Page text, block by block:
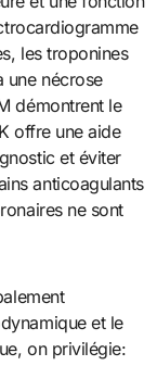
les troponines
une nécrose
démontrent le
offre une aide
et éviter
anticoagulants
ne sont
et le
on privilégie: